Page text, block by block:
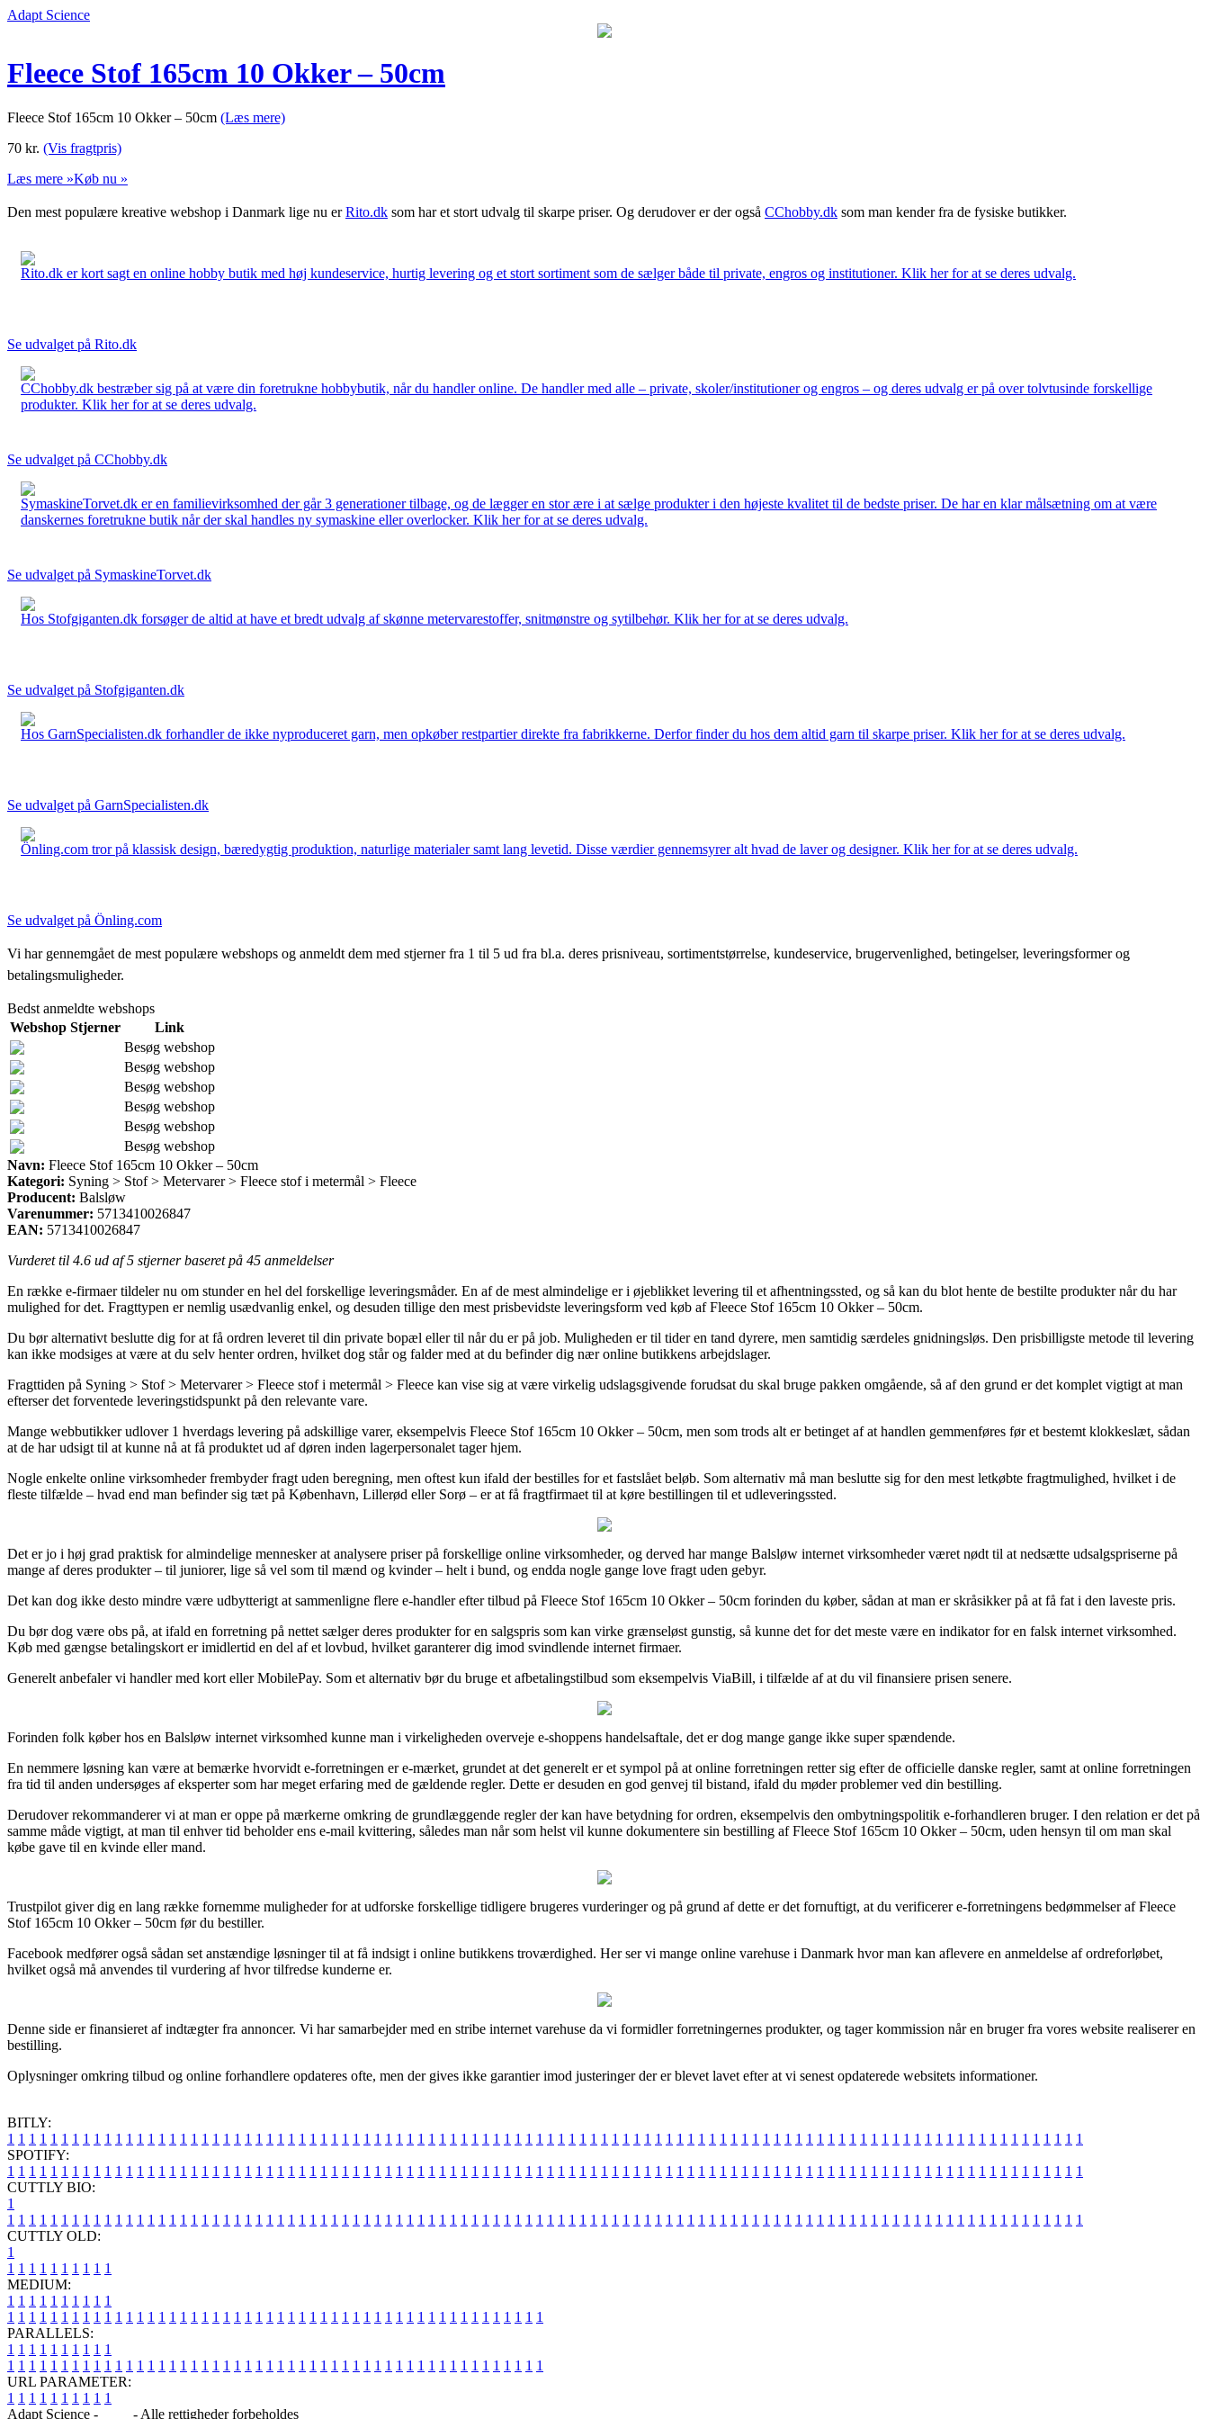
Adapt Science
Fleece Stof 165cm 10 Okker – 50cm
Fleece Stof 165cm 10 Okker – 50cm (Læs mere)
70 kr. (Vis fragtpris)
Læs mere »Køb nu »
Den mest populære kreative webshop i Danmark lige nu erRito.dk som har et stort udvalg til skarpe priser. Og derudover er der også CChobby.dk som man kender fra de fysiske butikker.
Rito.dk er kort sagt en online hobby butik med høj kundeservice, hurtig levering og et stort sortiment som de sælger både til private, engros og institutioner. Klik her for at se deres udvalg.
Se udvalget på Rito.dk
CChobby.dk bestræber sig på at være din foretrukne hobbybutik, når du handler online. De handler med alle – private, skoler/institutioner og engros – og deres udvalg er på over tolvtusinde forskellige
produkter. Klik her for at se deres udvalg.
Se udvalget på CChobby.dk
SymaskineTorvet.dk er en familievirksomhed der går 3 generationer tilbage, og de lægger en stor ære i at sælge produkter i den højeste kvalitet til de bedste priser. De har en klar målsætning om at være
danskernes foretrukne butik når der skal handles ny symaskine eller overlocker. Klik her for at se deres udvalg.
Se udvalget på SymaskineTorvet.dk
Hos Stofgiganten.dk forsøger de altid at have et bredt udvalg af skønne metervarestoffer, snitmønstre og sytilbehør. Klik her for at se deres udvalg.
Se udvalget på Stofgiganten.dk
Hos GarnSpecialisten.dk forhandler de ikke nyproduceret garn, men opkøber restpartier direkte fra fabrikkerne. Derfor finder du hos dem altid garn til skarpe priser. Klik her for at se deres udvalg.
Se udvalget på GarnSpecialisten.dk
Önling.com tror på klassisk design, bæredygtig produktion, naturlige materialer samt lang levetid. Disse værdier gennemsyrer alt hvad de laver og designer. Klik her for at se deres udvalg.
Se udvalget på Önling.com
Vi har gennemgået de mest populære webshops og anmeldt dem med stjerner fra 1 til 5 ud fra bl.a. deres prisniveau, sortimentstørrelse, kundeservice, brugervenlighed, betingelser, leveringsformer og
betalingsmuligheder.
Bedst anmeldte webshops
Webshop Stjerner
Link
Besøg webshop
Besøg webshop
Besøg webshop
Besøg webshop
Besøg webshop
Besøg webshop
Navn: Fleece Stof 165cm 10 Okker – 50cm
Kategori: Syning > Stof > Metervarer > Fleece stof i metermål > Fleece
Producent: Balsløw
Varenummer: 5713410026847
EAN: 5713410026847
Vurderet til 4.6 ud af 5 stjerner baseret på 45 anmeldelser
En række e-firmaer tildeler nu om stunder en hel del forskellige leveringsmåder. En af de mest almindelige er i øjeblikket levering til et afhentningssted, og så kan du blot hente de bestilte produkter når du har
mulighed for det. Fragttypen er nemlig usædvanlig enkel, og desuden tillige den mest prisbevidste leveringsform ved køb af Fleece Stof 165cm 10 Okker – 50cm.
Du bør alternativt beslutte dig for at få ordren leveret til din private bopæl eller til når du er på job. Muligheden er til tider en tand dyrere, men samtidig særdeles gnidningsløs. Den prisbilligste metode til levering
kan ikke modsiges at være at du selv henter ordren, hvilket dog står og falder med at du befinder dig nær online butikkens arbejdslager.
Fragttiden på Syning > Stof > Metervarer > Fleece stof i metermål > Fleece kan vise sig at være virkelig udslagsgivende forudsat du skal bruge pakken omgående, så af den grund er det komplet vigtigt at man
efterser det forventede leveringstidspunkt på den relevante vare.
Mange webbutikker udlover 1 hverdags levering på adskillige varer, eksempelvis Fleece Stof 165cm 10 Okker – 50cm, men som trods alt er betinget af at handlen gemmenføres før et bestemt klokkeslæt, sådan
at de har udsigt til at kunne nå at få produktet ud af døren inden lagerpersonalet tager hjem.
Nogle enkelte online virksomheder frembyder fragt uden beregning, men oftest kun ifald der bestilles for et fastslået beløb. Som alternativ må man beslutte sig for den mest letkøbte fragtmulighed, hvilket i de
fleste tilfælde – hvad end man befinder sig tæt på København, Lillerød eller Sorø – er at få fragtfirmaet til at køre bestillingen til et udleveringssted.
Det er jo i høj grad praktisk for almindelige mennesker at analysere priser på forskellige online virksomheder, og derved har mange Balsløw internet virksomheder været nødt til at nedsætte udsalgspriserne på
mange af deres produkter – til juniorer, lige så vel som til mænd og kvinder – helt i bund, og endda nogle gange love fragt uden gebyr.
Det kan dog ikke desto mindre være udbytterigt at sammenligne flere e-handler efter tilbud på Fleece Stof 165cm 10 Okker – 50cm forinden du køber, sådan at man er skråsikker på at få fat i den laveste pris.
Du bør dog være obs på, at ifald en forretning på nettet sælger deres produkter for en salgspris som kan virke grænseløst gunstig, så kunne det for det meste være en indikator for en falsk internet virksomhed.
Køb med gængse betalingskort er imidlertid en del af et lovbud, hvilket garanterer dig imod svindlende internet firmaer.
Generelt anbefaler vi handler med kort eller MobilePay. Som et alternativ bør du bruge et afbetalingstilbud som eksempelvis ViaBill, i tilfælde af at du vil finansiere prisen senere.
Forinden folk køber hos en Balsløw internet virksomhed kunne man i virkeligheden overveje e-shoppens handelsaftale, det er dog mange gange ikke super spændende.
En nemmere løsning kan være at bemærke hvorvidt e-forretningen er e-mærket, grundet at det generelt er et sympol på at online forretningen retter sig efter de officielle danske regler, samt at online forretningen
fra tid til anden undersøges af eksperter som har meget erfaring med de gældende regler. Dette er desuden en god genvej til bistand, ifald du møder problemer ved din bestilling.
Derudover rekommanderer vi at man er oppe på mærkerne omkring de grundlæggende regler der kan have betydning for ordren, eksempelvis den ombytningspolitik e-forhandleren bruger. I den relation er det på
samme måde vigtigt, at man til enhver tid beholder ens e-mail kvittering, således man når som helst vil kunne dokumentere sin bestilling af Fleece Stof 165cm 10 Okker – 50cm, uden hensyn til om man skal
købe gave til en kvinde eller mand.
Trustpilot giver dig en lang række fornemme muligheder for at udforske forskellige tidligere brugeres vurderinger og på grund af dette er det fornuftigt, at du verificerer e-forretningens bedømmelser af Fleece
Stof 165cm 10 Okker – 50cm før du bestiller.
Facebook medfører også sådan set anstændige løsninger til at få indsigt i online butikkens troværdighed. Her ser vi mange online varehuse i Danmark hvor man kan aflevere en anmeldelse af ordreforløbet,
hvilket også må anvendes til vurdering af hvor tilfredse kunderne er.
Denne side er finansieret af indtægter fra annoncer. Vi har samarbejder med en stribe internet varehuse da vi formidler forretningernes produkter, og tager kommission når en bruger fra vores website realiserer en
bestilling.
Oplysninger omkring tilbud og online forhandlere opdateres ofte, men der gives ikke garantier imod justeringer der er blevet lavet efter at vi senest opdaterede websitets informationer.
BITLY:
1 1 1 1 1 1 1 1 1 1 1 1 1 1 1 1 1 1 1 1 1 1 1 1 1 1 1 1 1 1 1 1 1 1 1 1 1 1 1 1 1 1 1 1 1 1 1 1 1 1 1 1 1 1 1 1 1 1 1 1 1 1 1 1 1 1 1 1 1 1 1 1 1 1 1 1 1 1 1 1 1 1 1 1 1 1 1 1 1 1 1 1 1 1 1 1 1 1 1 1
SPOTIFY:
1 1 1 1 1 1 1 1 1 1 1 1 1 1 1 1 1 1 1 1 1 1 1 1 1 1 1 1 1 1 1 1 1 1 1 1 1 1 1 1 1 1 1 1 1 1 1 1 1 1 1 1 1 1 1 1 1 1 1 1 1 1 1 1 1 1 1 1 1 1 1 1 1 1 1 1 1 1 1 1 1 1 1 1 1 1 1 1 1 1 1 1 1 1 1 1 1 1 1 1
CUTTLY BIO:
1
1 1 1 1 1 1 1 1 1 1 1 1 1 1 1 1 1 1 1 1 1 1 1 1 1 1 1 1 1 1 1 1 1 1 1 1 1 1 1 1 1 1 1 1 1 1 1 1 1 1 1 1 1 1 1 1 1 1 1 1 1 1 1 1 1 1 1 1 1 1 1 1 1 1 1 1 1 1 1 1 1 1 1 1 1 1 1 1 1 1 1 1 1 1 1 1 1 1 1 1
CUTTLY OLD:
1
1 1 1 1 1 1 1 1 1 1
MEDIUM:
1 1 1 1 1 1 1 1 1 1
1 1 1 1 1 1 1 1 1 1 1 1 1 1 1 1 1 1 1 1 1 1 1 1 1 1 1 1 1 1 1 1 1 1 1 1 1 1 1 1 1 1 1 1 1 1 1 1 1 1
PARALLELS:
1 1 1 1 1 1 1 1 1 1
1 1 1 1 1 1 1 1 1 1 1 1 1 1 1 1 1 1 1 1 1 1 1 1 1 1 1 1 1 1 1 1 1 1 1 1 1 1 1 1 1 1 1 1 1 1 1 1 1 1
URL PARAMETER:
1 1 1 1 1 1 1 1 1 1
Adapt Science -
- Alle rettigheder forbeholdes